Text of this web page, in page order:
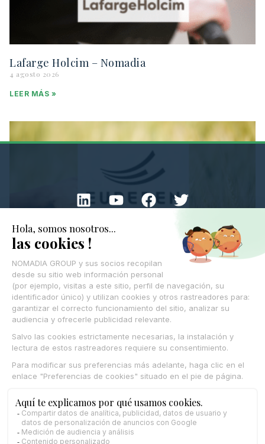
Lafarge Holcim – Nomadia
4 agosto 2026
LEER MÁS »
Eureden – Nomadia
4 agosto 2026
LEER MÁS »
Thomas Fredon
05/02/2025
Los responsables de operaciones pueden contar con una
potente herramienta de apoyo a la decisión que les permite
eficiencia y mejores condiciones de trabajo.
Erica Hoff
23/09/2024